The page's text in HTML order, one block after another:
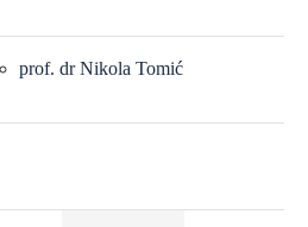
prof. dr Nikola Tomić